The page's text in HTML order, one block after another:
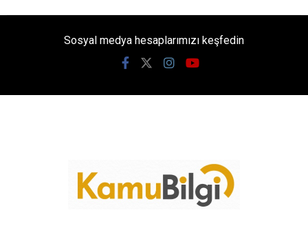
Sosyal medya hesaplarımızı keşfedin